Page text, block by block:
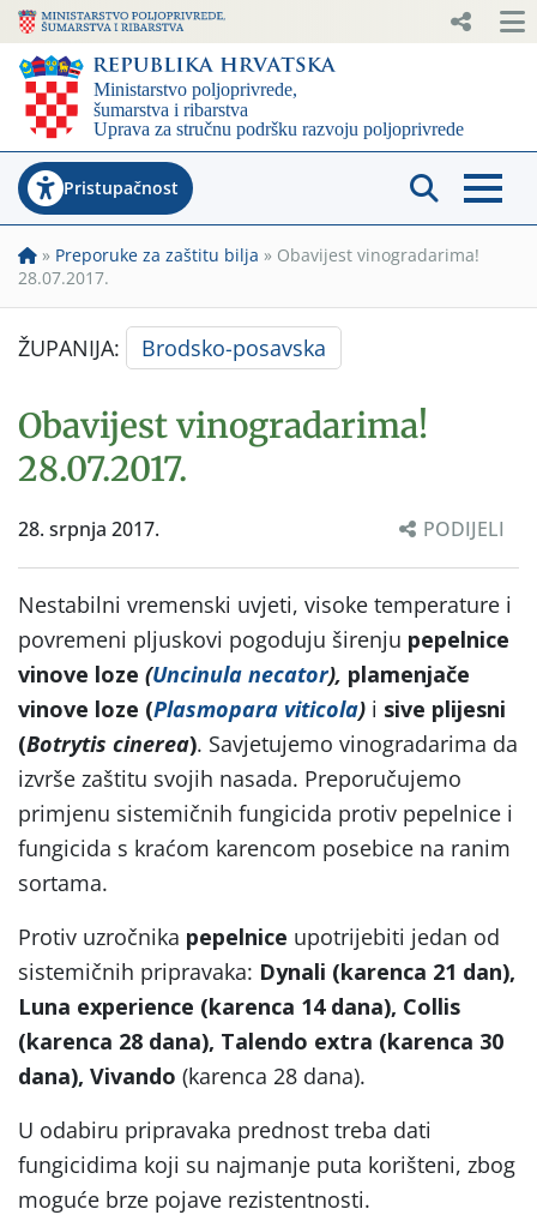
Pristupačnost
» Preporuke za zaštitu bilja » Obavijest vinogradarima!
28.07.2017.
ŽUPANIJA: Brodsko-posavska
Obavijest vinogradarima!
28.07.2017.
28. srpnja 2017. PODIJELI
Nestabilni vremenski uvjeti, visoke temperature i
povremeni pljuskovi pogoduju širenju pepelnice
vinove loze (Uncinula necator), plamenjače
vinove loze (Plasmopara viticola) i sive plijesni
(Botrytis cinerea). Savjetujemo vinogradarima da
izvrše zaštitu svojih nasada. Preporučujemo
primjenu sistemičnih fungicida protiv pepelnice i
fungicida s kraćom karencom posebice na ranim
sortama.
Protiv uzročnika pepelnice upotrijebiti jedan od
sistemičnih pripravaka: Dynali (karenca 21 dan),
Luna experience (karenca 14 dana), Collis
(karenca 28 dana), Talendo extra (karenca 30
dana), Vivando (karenca 28 dana).
U odabiru pripravaka prednost treba dati
fungicidima koji su najmanje puta korišteni, zbog
moguće brze pojave rezistentnosti.